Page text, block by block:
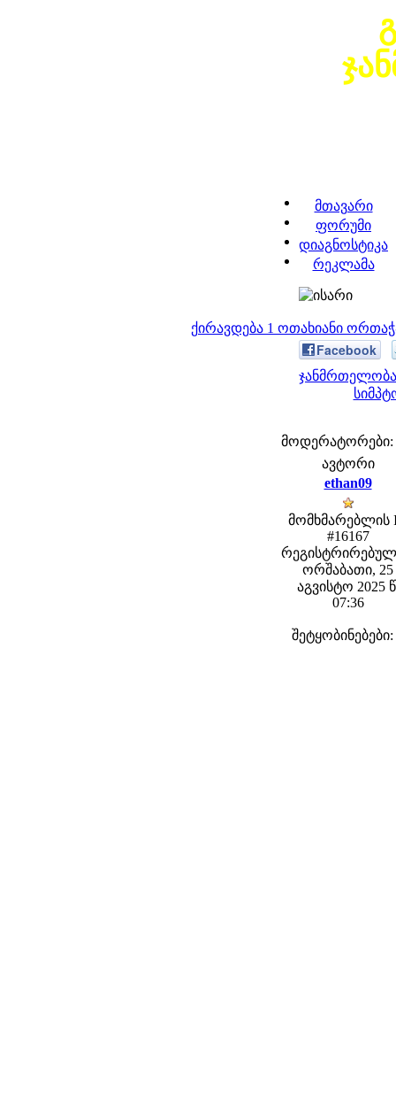
მთავარი
ფორუმი
დიაგნოსტიკა
რეკლამა
ქირავდება 1 ოთახიანი
Facebook
მოდერატორები:
ავტორი
ethan09
მომხმარებლის
#16167
ორშაბათი, 25
აგვისტო 2025
07:36
შეტყობინებები: